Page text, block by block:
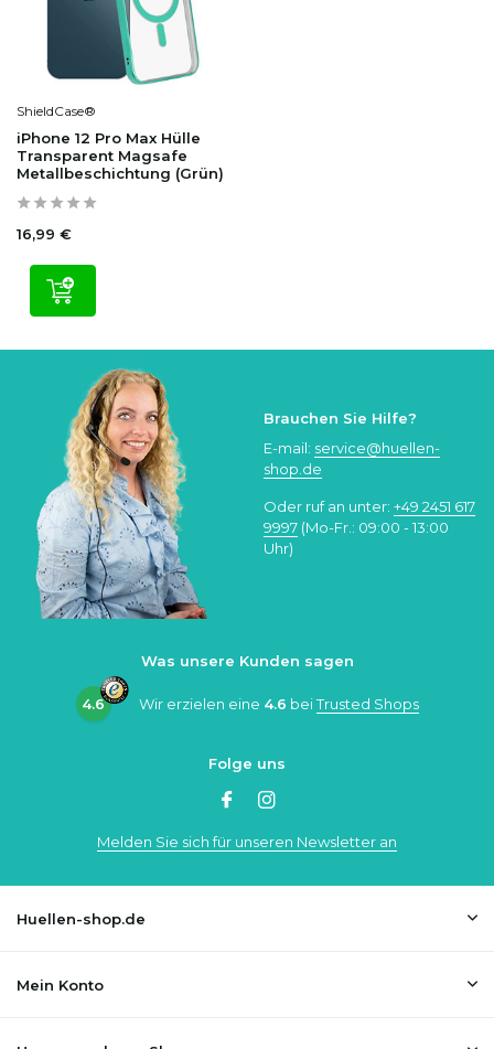
ShieldCase®
iPhone 12 Pro Max Hülle
Transparent Magsafe
Metallbeschichtung (Grün)
16,99 €
Brauchen Sie Hilfe?
E-mail: service@huellen-
shop.de
Oder ruf an unter: +49 2451 617
9997 (Mo-Fr.: 09:00 - 13:00
Uhr)
Was unsere Kunden sagen
4.6 Wir erzielen eine 4.6 beiTrusted Shops
Folge uns
Melden Sie sich für unseren Newsletter an
Huellen-shop.de
Mein Konto